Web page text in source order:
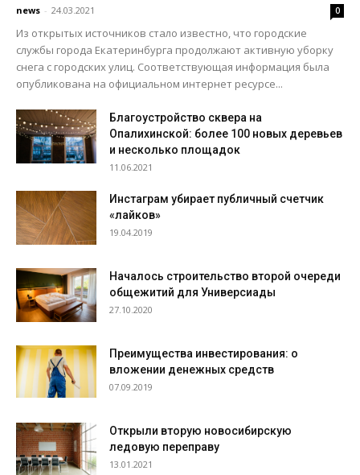
news - 24.03.2021 0
Из открытых источников стало известно, что городские
службы города Екатеринбурга продолжают активную уборку
снега с городских улиц. Соответствующая информация была
опубликована на официальном интернет ресурсе...
Благоустройство сквера на
Опалихинской: более 100 новых деревьев
и несколько площадок
11.06.2021
Инстаграм убирает публичный счетчик
«лайков»
19.04.2019
Началось строительство второй очереди
общежитий для Универсиады
27.10.2020
Преимущества инвестирования: о
вложении денежных средств
07.09.2019
Открыли вторую новосибирскую
ледовую переправу
13.01.2021